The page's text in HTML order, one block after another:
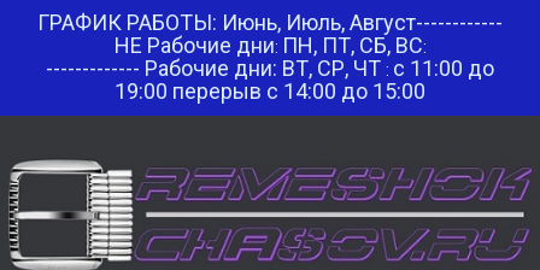
ГРАФИК РАБОТЫ: Июнь, Июль, Август------------
НЕ Рабочие дни: ПН, ПТ, СБ, ВС:
------------- Рабочие дни: ВТ, СР, ЧТ : с 11:00 до
19:00 перерыв с 14:00 до 15:00